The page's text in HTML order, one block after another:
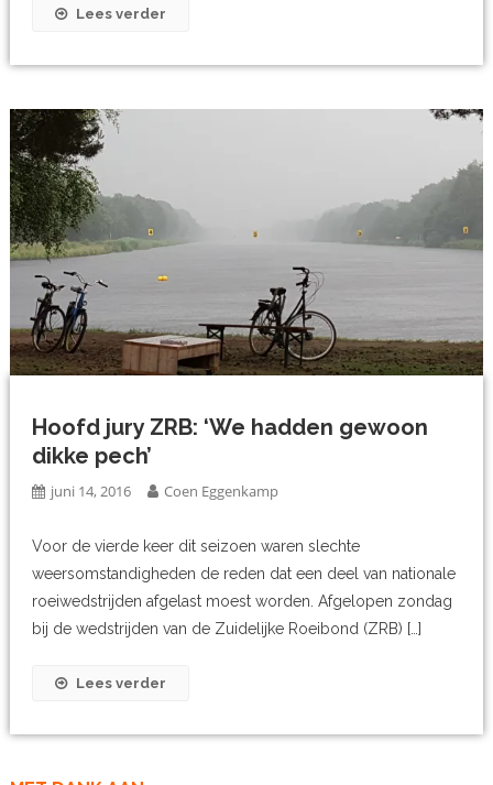
Lees verder
Hoofd jury ZRB: ‘We hadden gewoon
dikke pech’
juni 14, 2016 Coen Eggenkamp
Voor de vierde keer dit seizoen waren slechte
weersomstandigheden de reden dat een deel van nationale
roeiwedstrijden afgelast moest worden. Afgelopen zondag
bij de wedstrijden van de Zuidelijke Roeibond (ZRB) […]
Lees verder